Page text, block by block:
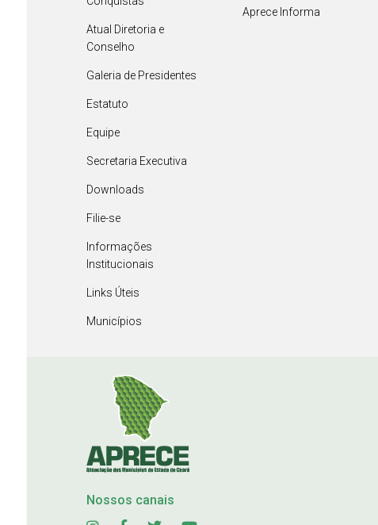
Atual Diretoria e
Conselho
Galeria de Presidentes
Estatuto
Equipe
Secretaria Executiva
Downloads
Filie-se
Informações
Institucionais
Links Úteis
Municípios
Aprece Informa
Nossos canais